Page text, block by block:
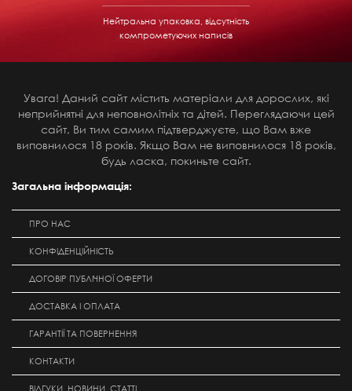
Нейтральна упаковка, відсутність
компрометуючих написів
Увага! Даний сайт містить матеріали для дорослих, які
неприйнятні для неповнолітніх та дітей. Переглядаючи цей
сайт, Ви тим самим підтверджуєте, що Вам вже
виповнилося 18 років. Якщо Вам не виповнилося 18 років,
будь ласка, покиньте сайт.
Загальна інформація:
ПРО НАС
КОНФІДЕНЦІЙНІСТЬ
ДОГОВІР ПУБЛІЧНОЇ ОФЕРТИ
ДОСТАВКА І ОПЛАТА
ГАРАНТІЇ ТА ПОВЕРНЕННЯ
КОНТАКТИ